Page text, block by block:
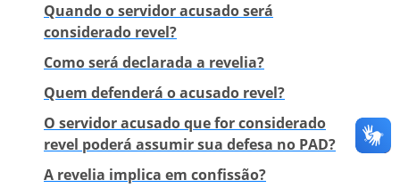
Quando o servidor acusado será
considerado revel?
Como será declarada a revelia?
Quem defenderá o acusado revel?
O servidor acusado que for considerado
revel poderá assumir sua defesa no PAD?
A revelia implica em confissão?